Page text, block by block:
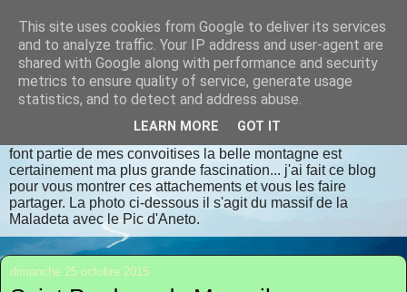
randomilpas
Je m'appelle Jean Pierre, je vis en Dordogne. J'aime la
randonnée, les lieux insolites, les contrées oubliées, les
endroits bien authentiques qui respectent dame nature avec
font partie de mes convoitises la belle montagne est
certainement ma plus grande fascination... j'ai fait ce blog
pour vous montrer ces attachements et vous les faire
partager. La photo ci-dessous il s'agit du massif de la
Maladeta avec le Pic d'Aneto.
dimanche 25 octobre 2015
This site uses cookies from Google to deliver its services
and to analyze traffic. Your IP address and user-agent are
shared with Google along with performance and security
metrics to ensure quality of service, generate usage
statistics, and to detect and address abuse.
LEARN MORE GOT IT